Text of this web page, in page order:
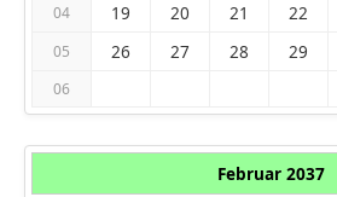
04 19 20 21 22
05 26 27 28 29
06
Februar 2037